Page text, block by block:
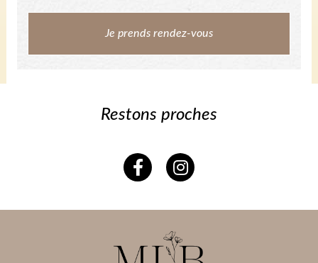
Je prends rendez-vous
Restons proches